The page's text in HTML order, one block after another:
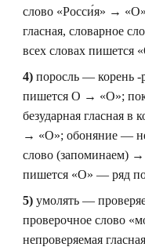
слово «Росси́я» →
гласная, словарное
всех словах пишется
4) поросль — корень
пишется О → «О»;
безударная гласная в
→ «О»; обоняние —
слово (запоминаем)
пишется «О» — ряд
5) умолять —
проверочное слово
непроверяемая